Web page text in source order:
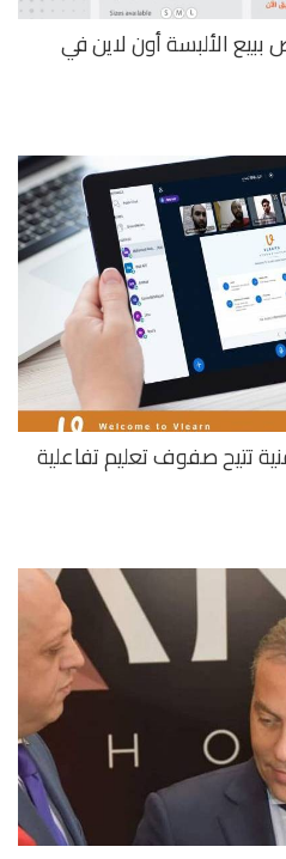
أون لاين في
صفوف تعليم تفاعلية